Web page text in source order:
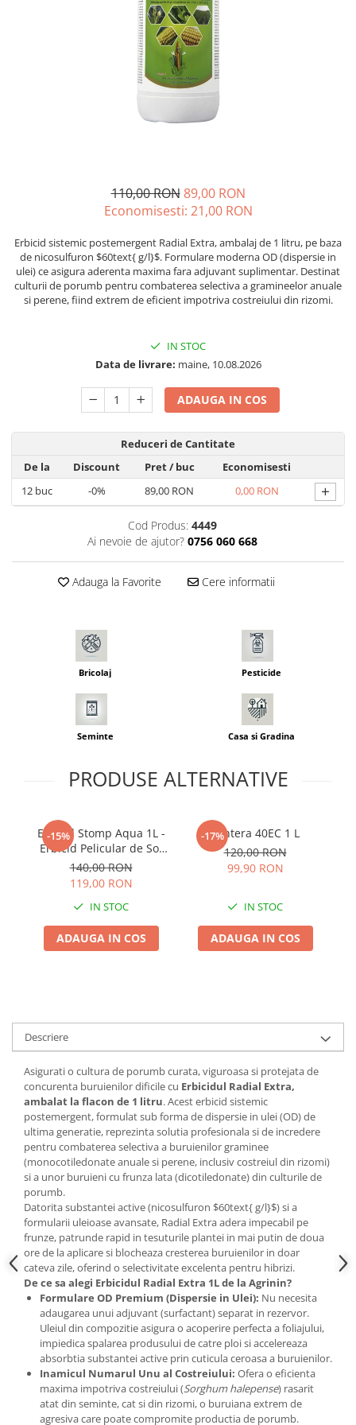
Seminte de Patrunjel
Seminte de praz
Seminte dovleac decorativ
Seminte dovlecel / dovleac
Seminte morcovi
Seminte pastarnac
Seminte plante aromatice
Seminte ridichi
Seminte salata
Seminte sfecla
Seminte Vinete
Seminte zucchini
Seminte pentru germinare
Seminte trifoi
Insecticid
Tratamente repaus vegetativ
Ingrasaminte plante
Ingrasaminte plante
Ingrasaminte plante - CUTIE / KG
Casa, Gradina
Accesorii agricole
Accesorii gard electric
Accesorii irigat
Araci/ Suporti plante
Candele / Rezerve / Lumanari
Carabine/ carlige
Diverse casa si gradina
Diverse depozitare
Echipament protectie gradina
Fir/Ata de legat
Foarfeci
Furtun / banda / tub
Motofierastrau / Drujba
Pila motofierastrau / drujba
Plantator
110,00 RON 89,00 RON
Economisesti: 21,00 RON
Erbicid sistemic postemergent Radial Extra, ambalaj de 1 litru, pe baza
de nicosulfuron $60text{ g/l}$. Formulare moderna OD (dispersie in
ulei) ce asigura aderenta maxima fara adjuvant suplimentar. Destinat
culturii de porumb pentru combaterea selectiva a gramineelor anuale
si perene, fiind extrem de eficient impotriva costreiului din rizomi.
IN STOC
Data de livrare: maine, 10.08.2026
ADAUGA IN COS
Reduceri de Cantitate
De la
Discount Pret/ buc
Economisesti
12buc -0% 89,00 RON 0,00 RON +
Cod Produs: 4449
Ai nevoie de ajutor? 0756 060 668
Adauga la Favorite Cere informatii
Bricolaj Pesticide
Seminte Casa si Gradina
PRODUSE ALTERNATIVE
-15%
Erbicid Stomp Aqua 1L -
Erbicid Pelicular de Sol
pentru Legume, Cartof si
Livezi
140,00 RON
119,00 RON
IN STOC
ADAUGA IN COS
-17%
Pantera 40EC 1 L
120,00 RON
99,90 RON
IN STOC
ADAUGA IN COS
Descriere
Asigurati o cultura de porumb curata, viguroasa si protejata de
concurenta buruienilor dificile cu Erbicidul Radial Extra,
ambalat la flacon de 1 litru. Acest erbicid sistemic
postemergent, formulat sub forma de dispersie in ulei (OD) de
ultima generatie, reprezinta solutia profesionala si de incredere
pentru combaterea selectiva a buruienilor graminee
(monocotiledonate anuale si perene, inclusiv costreiul din rizomi)
si a unor buruieni cu frunza lata (dicotiledonate) din culturile de
porumb.
Datorita substantei active (nicosulfuron $60text{ g/l}$) si a
formularii uleioase avansate, Radial Extra adera impecabil pe
frunze, patrunde rapid in tesuturile plantei in mai putin de doua
ore de la aplicare si blocheaza cresterea buruienilor in doar
cateva zile, oferind o selectivitate excelenta pentru hibrizi.
De ce sa alegi Erbicidul Radial Extra 1L de la Agrinin?
Formulare OD Premium (Dispersie in Ulei): Nu necesita
adaugarea unui adjuvant (surfactant) separat in rezervor.
Uleiul din compozitie asigura o acoperire perfecta a foliajului,
impiedica spalarea produsului de catre ploi si accelereaza
absorbtia substantei active prin cuticula ceroasa a buruienilor.
Inamicul Numarul Unu al Costreiului: Ofera o eficienta
maxima impotriva costreiului (Sorghum halepense) rasarit
atat din seminte, cat si din rizomi, o buruiana extrem de
agresiva care poate compromite productia de porumb.